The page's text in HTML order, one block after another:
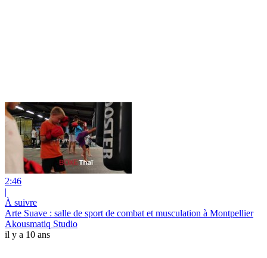
2:46
|
À suivre
Arte Suave : salle de sport de combat et musculation à Montpellier
Akousmatiq Studio
il y a 10 ans